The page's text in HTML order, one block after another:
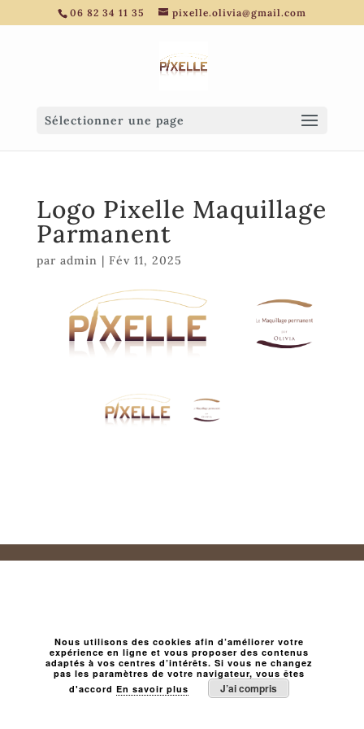
06 82 34 11 35 pixelle.olivia@gmail.com
Sélectionner une page
Logo Pixelle Maquillage
Parmanent
par admin | Fév 11, 2025
Nous utilisons des cookies afin d’améliorer votre
expérience en ligne et vous proposer des contenus
adaptés à vos centres d’intérêts. Si vous ne changez
pas les paramètres de votre navigateur, vous êtes
d'accord En savoir plus J’ai compris